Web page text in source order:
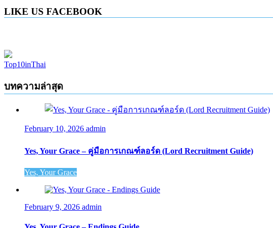
LIKE US FACEBOOK
Top10inThai
บทความล่าสุด
February 10, 2026 admin
Yes, Your Grace – คู่มือการเกณฑ์ลอร์ด (Lord Recruitment Guide)
Yes, Your Grace
February 9, 2026 admin